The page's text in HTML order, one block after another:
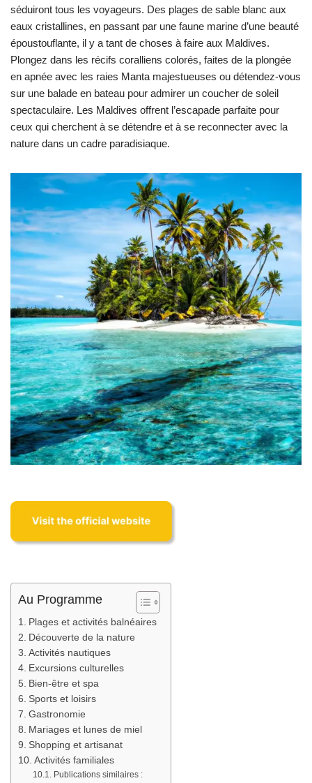
séduiront tous les voyageurs. Des plages de sable blanc aux
eaux cristallines, en passant par une faune marine d’une beauté
époustouflante, il y a tant de choses à faire aux Maldives.
Plongez dans les récifs coralliens colorés, faites de la plongée
en apnée avec les raies Manta majestueuses ou détendez-vous
sur une balade en bateau pour admirer un coucher de soleil
spectaculaire. Les Maldives offrent l’escapade parfaite pour
ceux qui cherchent à se détendre et à se reconnecter avec la
nature dans un cadre paradisiaque.
Au Programme
Plages et activités balnéaires
Découverte de la nature
Activités nautiques
Excursions culturelles
Bien-être et spa
Sports et loisirs
Gastronomie
Mariages et lunes de miel
Shopping et artisanat
Activités familiales
Publications similaires :